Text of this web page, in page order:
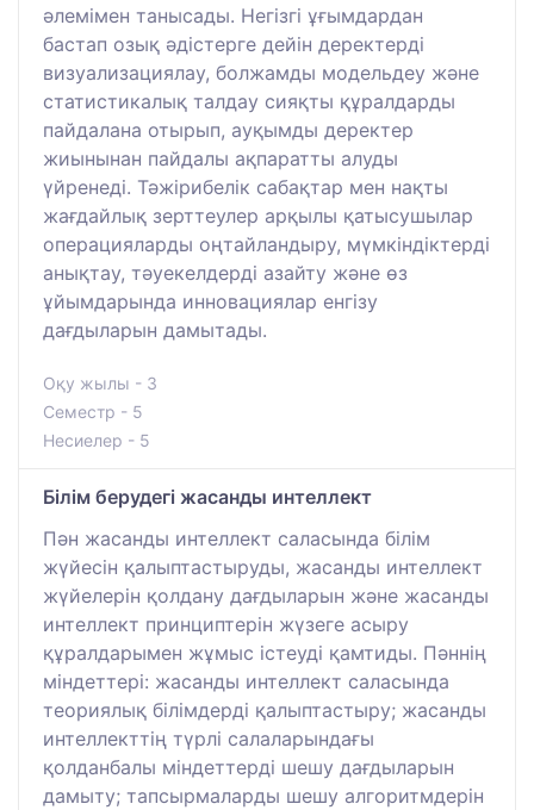
әлемімен танысады. Негізгі ұғымдардан
бастап озық әдістерге дейін деректерді
визуализациялау, болжамды модельдеу және
статистикалық талдау сияқты құралдарды
пайдалана отырып, ауқымды деректер
жиынынан пайдалы ақпаратты алуды
үйренеді. Тәжірибелік сабақтар мен нақты
жағдайлық зерттеулер арқылы қатысушылар
операцияларды оңтайландыру, мүмкіндіктерді
анықтау, тәуекелдерді азайту және өз
ұйымдарында инновациялар енгізу
дағдыларын дамытады.
Оқу жылы - 3
Семестр - 5
Несиелер - 5
Білім берудегі жасанды интеллект
Пән жасанды интеллект саласында білім
жүйесін қалыптастыруды, жасанды интеллект
жүйелерін қолдану дағдыларын және жасанды
интеллект принциптерін жүзеге асыру
құралдарымен жұмыс істеуді қамтиды. Пәннің
міндеттері: жасанды интеллект саласында
теориялық білімдерді қалыптастыру; жасанды
интеллекттің түрлі салаларындағы
қолданбалы міндеттерді шешу дағдыларын
дамыту; тапсырмаларды шешу алгоритмдерін